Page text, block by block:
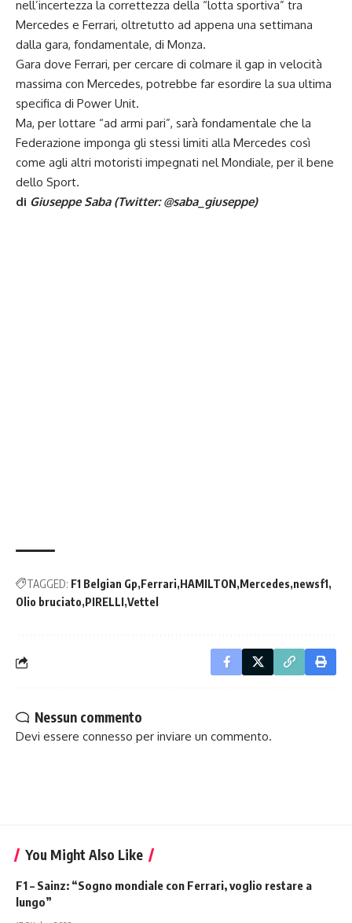
nell’incertezza la correttezza della “lotta sportiva” tra
Mercedes e Ferrari, oltretutto ad appena una settimana
dalla gara, fondamentale, di Monza.
Gara dove Ferrari, per cercare di colmare il gap in velocità
massima con Mercedes, potrebbe far esordire la sua ultima
specifica di Power Unit.
Ma, per lottare “ad armi pari”, sarà fondamentale che la
Federazione imponga gli stessi limiti alla Mercedes così
come agli altri motoristi impegnati nel Mondiale, per il bene
dello Sport.
di Giuseppe Saba (Twitter:@saba_giuseppe)
TAGGED: F1 Belgian Gp Ferrari HAMILTON Mercedes newsf1
Olio bruciato PIRELLI Vettel
Nessun commento
Devi essere connesso per inviare un commento.
You Might Also Like
F1 – Sainz: “Sogno mondiale con Ferrari, voglio restare a
lungo”